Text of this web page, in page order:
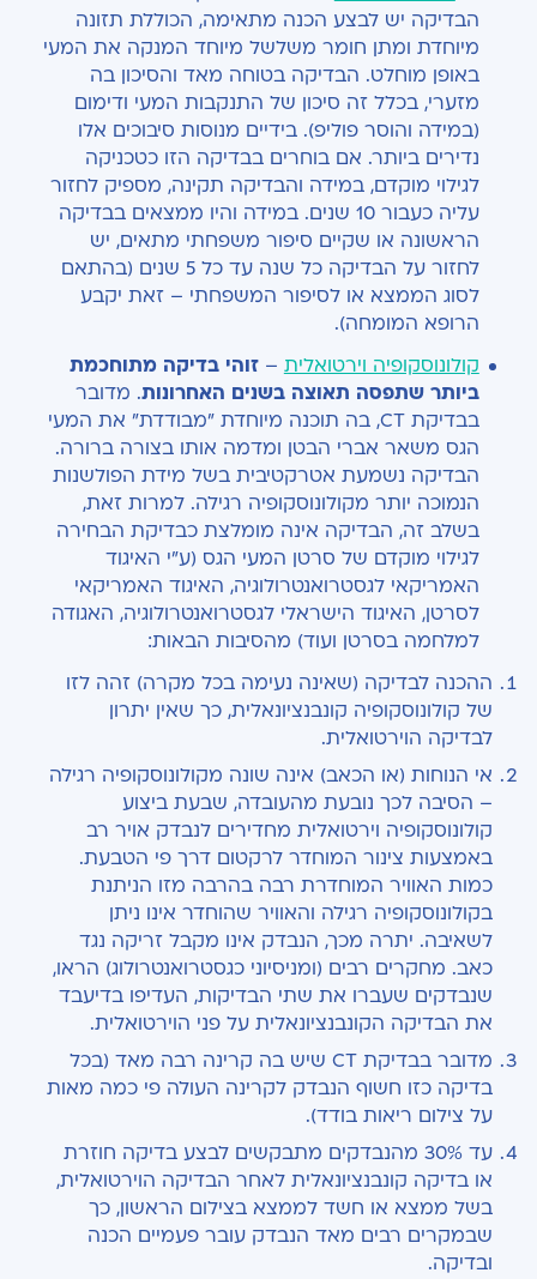
הבדיקה יש לבצע הכנה מתאימה, הכוללת תזונה
מיוחדת ומתן חומר משלשל מיוחד המנקה את המעי
באופן מוחלט. הבדיקה בטוחה מאד והסיכון בה
מזערי, בכלל זה סיכון של התנקבות המעי ודימום
(במידה והוסר פוליפ). בידיים מנוסות סיבוכים אלו
נדירים ביותר. אם בוחרים בבדיקה הזו כטכניקה
לגילוי מוקדם, במידה והבדיקה תקינה, מספיק לחזור
עליה כעבור 10 שנים. במידה והיו ממצאים בבדיקה
הראשונה או שקיים סיפור משפחתי מתאים, יש
לחזור על הבדיקה כל שנה עד כל 5 שנים (בהתאם
לסוג הממצא או לסיפור המשפחתי – זאת יקבע
הרופא המומחה).
קולונוסקופיה וירטואלית –זוהי בדיקה מתוחכמת
ביותר שתפסה תאוצה בשנים האחרונות. מדובר
בבדיקת CT, בה תוכנה מיוחדת "מבודדת" את המעי
הגס משאר אברי הבטן ומדמה אותו בצורה ברורה.
הבדיקה נשמעת אטרקטיבית בשל מידת הפולשנות
הנמוכה יותר מקולונוסקופיה רגילה. למרות זאת,
בשלב זה, הבדיקה אינה מומלצת כבדיקת הבחירה
לגילוי מוקדם של סרטן המעי הגס (ע"י האיגוד
האמריקאי לגסטרואנטרולוגיה, האיגוד האמריקאי
לסרטן, האיגוד הישראלי לגסטרואנטרולוגיה, האגודה
למלחמה בסרטן ועוד) מהסיבות הבאות:
ההכנה לבדיקה (שאינה נעימה בכל מקרה) זהה לזו
של קולונוסקופיה קונבנציונאלית, כך שאין יתרון
לבדיקה הוירטואלית.
אי הנוחות (או הכאב) אינה שונה מקולונוסקופיה רגילה
– הסיבה לכך נובעת מהעובדה, שבעת ביצוע
קולונוסקופיה וירטואלית מחדירים לנבדק אויר רב
באמצעות צינור המוחדר לרקטום דרך פי הטבעת.
כמות האוויר המוחדרת רבה בהרבה מזו הניתנת
בקולונוסקופיה רגילה והאוויר שהוחדר אינו ניתן
לשאיבה. יתרה מכך, הנבדק אינו מקבל זריקה נגד
כאב. מחקרים רבים (ומניסיוני כגסטרואנטרולוג) הראו,
שנבדקים שעברו את שתי הבדיקות, העדיפו בדיעבד
את הבדיקה הקונבנציונאלית על פני הוירטואלית.
מדובר בבדיקת CT שיש בה קרינה רבה מאד (בכל
בדיקה כזו חשוף הנבדק לקרינה העולה פי כמה מאות
על צילום ריאות בודד).
עד 30% מהנבדקים מתבקשים לבצע בדיקה חוזרת
או בדיקה קונבנציונאלית לאחר הבדיקה הוירטואלית,
בשל ממצא או חשד לממצא בצילום הראשון, כך
שבמקרים רבים מאד הנבדק עובר פעמיים הכנה
ובדיקה.